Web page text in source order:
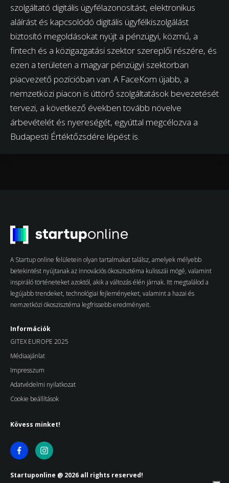
szolgáltató digitális ügyfélazonosítást, elektronikus
aláírást és kapcsolódó digitális ügyfélkiszolgálást
biztosító megoldásokat nyújt a pénzügyi, közmű, a
fintech és a közigazgatási szektor szereplői részére, és
ezen a területen a magyar pénzügyi szektorban
piacvezető pozícióban van. A FaceKom újabb, a
nemzetközi piacon is úttörő szolgáltatások bevezetését
tervezi, a következő években tovább növelve
árbevételét és nyereségét, egyúttal megcélozva a
Budapesti Értéktőzsdére lépést is.
A Startup online felületein olyan tartalmakat találsz, amelyek mélyebb
betekintést nyújtanak az innovációs ökoszisztéma kulisszái mögé, valamint
inspiráló történeteket azoktól, akik a változás élén járnak. Itt megtalálod a
legújabb trendeket, technológiai fejleményeket, valamint a hazai és
nemzetközi ökoszisztéma legfrissebb eredményeit.
Információk
GITEX EUROPE 2025
Médiaajánlat
Impresszum
Adatvédelmi nyilatkozat
Cookie beállítások
Kövess minket!
Startuponline @ 2026 all rights reserved!